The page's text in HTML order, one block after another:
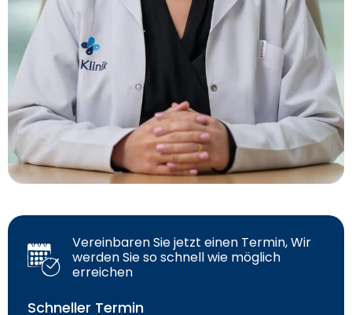
Vereinbaren Sie jetzt einen Termin, Wir
werden Sie so schnell wie möglich
erreichen
Schneller Termin